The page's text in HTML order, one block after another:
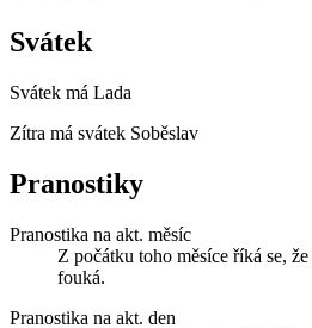
Svátek
Svátek má Lada
Zítra má svátek Soběslav
Pranostiky
Pranostika na akt. měsíc
Z počátku toho měsíce říká se,
fouká.
Pranostika na akt. den